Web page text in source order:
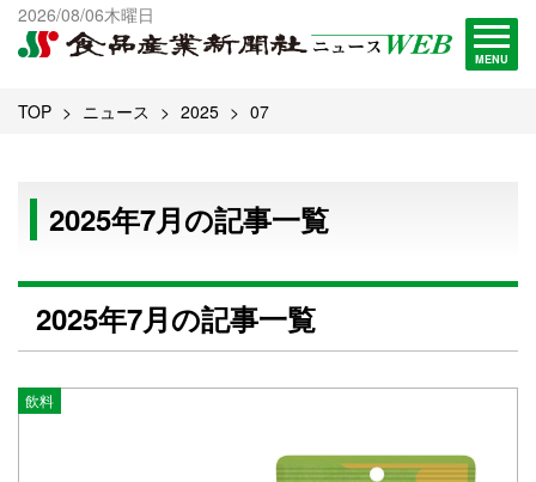
2026/08/06木曜日
MENU
出版物一覧へ
試読・購読申し込み
TOP ニュース 2025 07
2025年7月の記事一覧
2025年7月の記事一覧
飲料